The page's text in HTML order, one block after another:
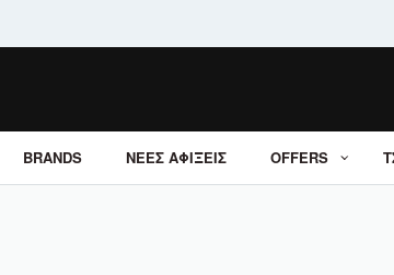
BRANDS ΝΕΕΣ ΑΦΙΞΕΙΣ OFFERS